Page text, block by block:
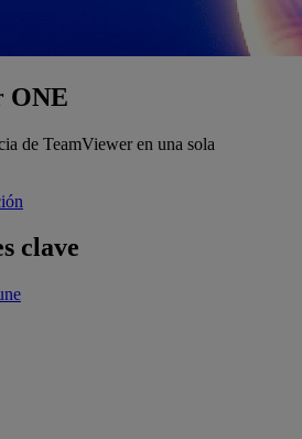
ONE
de TeamViewer en una sola
clave